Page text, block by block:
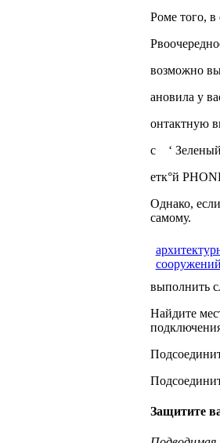
Роме того, в
возможно
ановила у
онтактную
с ‘
етк°й
Однако,
самому.
сооружений
выполнить
Найдите
Защитите